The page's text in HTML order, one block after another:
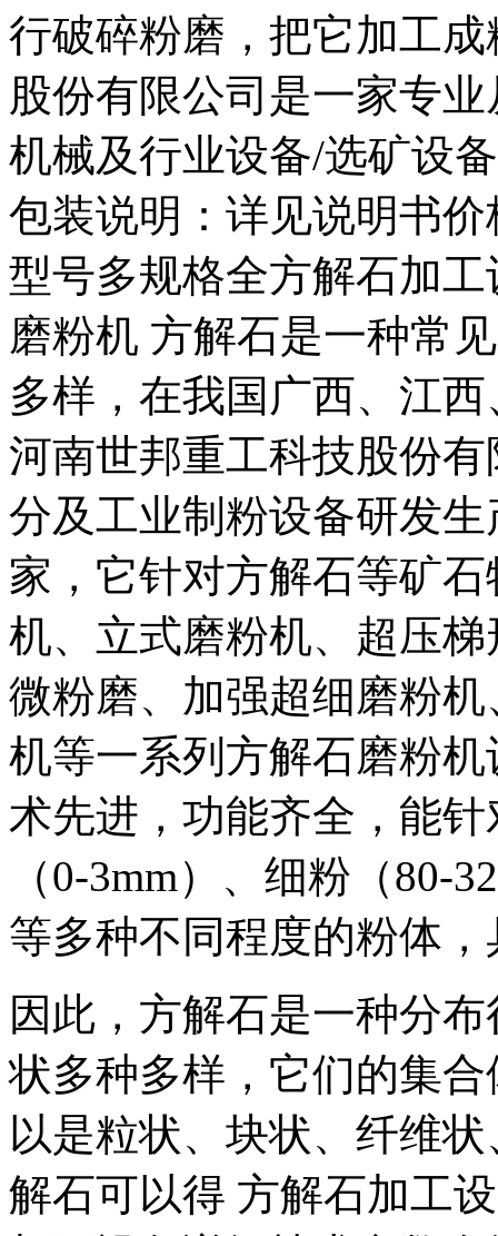
行破碎粉磨，把它加工
股份有限公司是一家专
机械及行业设备/选矿设
包装说明：详见说明书
型号多规格全方解石加
磨粉机 方解石是一种常
多样，在我国广西、江
河南世邦重工科技股份
分及工业制粉设备研发
家，它针对方解石等矿
机、立式磨粉机、超压
微粉磨、加强超细磨粉
机等一系列方解石磨粉
术先进，功能齐全，能
（0-3mm）、细粉（80-
等多种不同程度的粉体
因此，方解石是一种分
状多种多样，它们的集
以是粒状、块状、纤维
解石可以得 方解石加工